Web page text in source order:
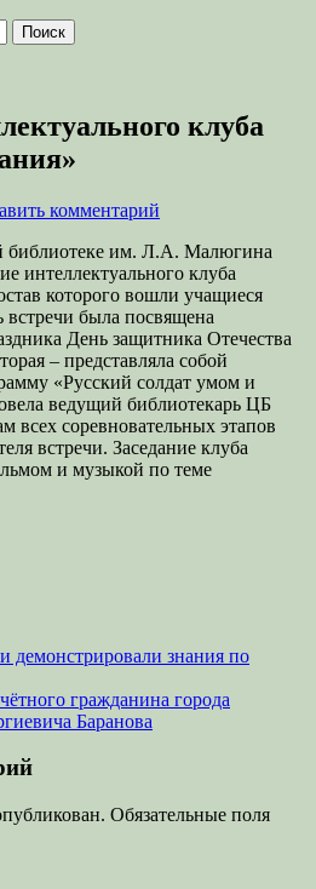
клуба
комментарий
библиотеке им. Л.А. Малюгина
интеллектуального клуба
которого вошли учащиеся
встречи была посвящена
День защитника Отечества
– представляла собой
«Русский солдат умом и
ведущий библиотекарь ЦБ
всех соревновательных этапов
встречи. Заседание клуба
и музыкой по теме
демонстрировали знания по
гражданина города
Баранова
Обязательные поля